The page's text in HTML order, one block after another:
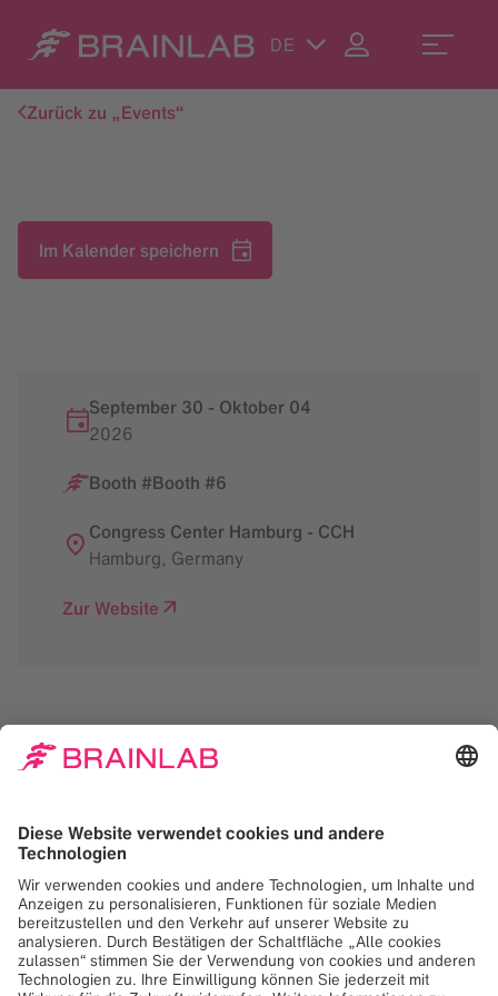
DE
Zurück zu „Events“
Im Kalender speichern
September 30 - Oktober 04
2026
Booth #Booth #6
Congress Center Hamburg - CCH
Hamburg, Germany
Zur Website
benötigen wir Ihr
Einverständnis!
Wir verwenden Google Maps, um Inhalte
einzubetten, die möglicherweise Daten über
Ihre Aktivitäten sammeln. Bitte lesen Sie die
Details und akzeptieren Sie den Dienst, um